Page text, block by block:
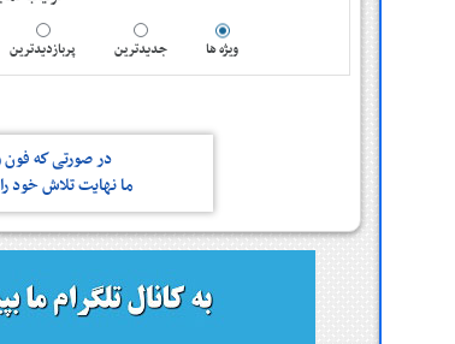
ویژه ها جدیدترین پربازدیدترین
در صورتی كه فون
ما نهایت تلاش خود